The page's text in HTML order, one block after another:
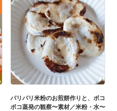
パリパリ米粉のお煎餅作りと、ボコ
ボコ蒸発の観察〜素材／米粉・水〜